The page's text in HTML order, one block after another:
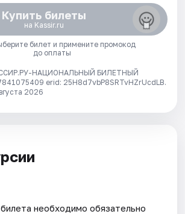
Купить билеты
на Kassir.ru
билет и примените промокод
до оплаты
НАЦИОНАЛЬНЫЙ БИЛЕТНЫЙ
erid: 25H8d7vbP8SRTvHZrUcdLB.
2026
необходимо обязательно